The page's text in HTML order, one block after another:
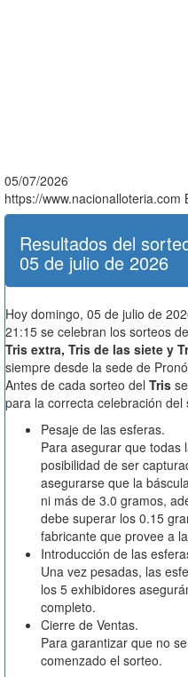
05/07/2026
https://www.nacionalloteria.com
Resultados del
05 de julio de 2026
Hoy domingo, 05 de julio de
21:15 se celebran los sorteos de
Tris extra, Tris de las siete y
siempre desde la sede de
Antes de cada sorteo del Tris
para la correcta celebración del
Pesaje de las esferas.
Para asegurar que todas
posibilidad de ser
asegurarse que la
ni más de 3.0 gramos,
debe superar los 0.15
fabricante que provee a
Introducción de las
Una vez pesadas, las
los 5 exhibidores
completo.
Cierre de Ventas.
Para garantizar que no
comenzado el sorteo.